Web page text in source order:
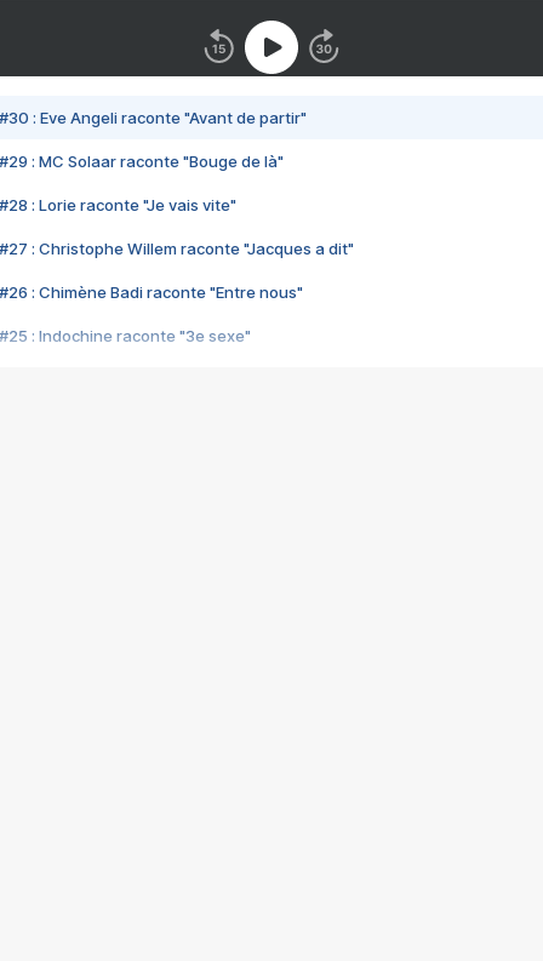
#30 : Eve Angeli raconte "Avant de partir"
#29 : MC Solaar raconte "Bouge de là"
#28 : Lorie raconte "Je vais vite"
#27 : Christophe Willem raconte "Jacques a dit"
#26 : Chimène Badi raconte "Entre nous"
#25 : Indochine raconte "3e sexe"